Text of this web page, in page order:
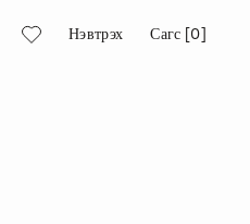
Нэвтрэх Сагс [0]